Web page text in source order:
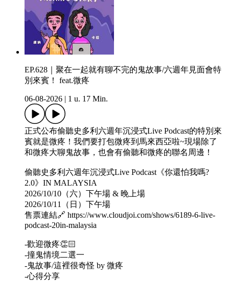
EP.628｜聚在一起就有聊不完的鬼故事/六週年見面會特
別來賓！ feat.微疼
06-08-2026 1 u. 17 Min.
正式公布偷聽史多利六週年沉浸式Live Podcast的特別來
賓就是微疼！我們要打包微疼到馬來西亞啦~現場除了
和微疼大聊鬼故事，也會有偷聽和微疼的聯名周邊！
偷聽史多利六週年沉浸式Live Podcast《你還怕我嗎?
2.0》IN MALAYSIA
2026/10/10（六）下午場 & 晚上場
2026/10/11（日）下午場
售票連結🔗 https://www.cloudjoi.com/shows/6189-6-live-
podcast-20in-malaysia
-歡迎微疼👏🏻
-撞鬼情境二選一
-鬼故事/這裡很奇怪 by 微疼
-心得分享